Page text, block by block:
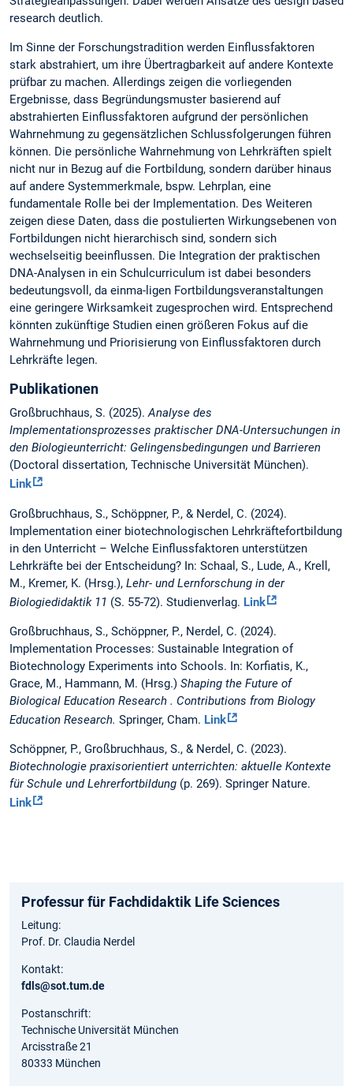
research deutlich.
Im Sinne der Forschungstradition werden Einflussfaktoren
stark abstrahiert, um ihre Übertragbarkeit auf andere Kontexte
prüfbar zu machen. Allerdings zeigen die vorliegenden
Ergebnisse, dass Begründungsmuster basierend auf
abstrahierten Einflussfaktoren aufgrund der persönlichen
Wahrnehmung zu gegensätzlichen Schlussfolgerungen führen
können. Die persönliche Wahrnehmung von Lehrkräften spielt
nicht nur in Bezug auf die Fortbildung, sondern darüber hinaus
auf andere Systemmerkmale, bspw. Lehrplan, eine
fundamentale Rolle bei der Implementation. Des Weiteren
zeigen diese Daten, dass die postulierten Wirkungsebenen von
Fortbildungen nicht hierarchisch sind, sondern sich
wechselseitig beeinflussen. Die Integration der praktischen
DNA-Analysen in ein Schulcurriculum ist dabei besonders
bedeutungsvoll, da einma-ligen Fortbildungsveranstaltungen
eine geringere Wirksamkeit zugesprochen wird. Entsprechend
könnten zukünftige Studien einen größeren Fokus auf die
Wahrnehmung und Priorisierung von Einflussfaktoren durch
Lehrkräfte legen.
Publikationen
Großbruchhaus, S. (2025).Analyse des
Implementationsprozesses praktischer DNA-Untersuchungen in
den Biologieunterricht: Gelingensbedingungen und Barrieren
(Doctoral dissertation, Technische Universität München).
Link
Großbruchhaus, S., Schöppner, P., & Nerdel, C. (2024).
Implementation einer biotechnologischen Lehrkräftefortbildung
in den Unterricht – Welche Einflussfaktoren unterstützen
Lehrkräfte bei der Entscheidung? In: Schaal, S., Lude, A., Krell,
M., Kremer, K. (Hrsg.), Lehr- und Lernforschung in der
Biologiedidaktik 11 (S. 55-72). Studienverlag. Link
Großbruchhaus, S., Schöppner, P., Nerdel, C. (2024).
Implementation Processes: Sustainable Integration of
Biotechnology Experiments into Schools. In: Korfiatis, K.,
Grace, M., Hammann, M. (Hrsg.) Shaping the Future of
Biological Education Research . Contributions from Biology
Education Research. Springer, Cham. Link
Schöppner, P., Großbruchhaus, S., & Nerdel, C. (2023).
Biotechnologie praxisorientiert unterrichten: aktuelle Kontexte
für Schule und Lehrerfortbildung (p. 269). Springer Nature.
Link
Professur für Fachdidaktik Life Sciences
Leitung:
Prof. Dr. Claudia Nerdel
Kontakt:
fdls@sot.tum.de
Postanschrift:
Technische Universität München
Arcisstraße 21
80333 München